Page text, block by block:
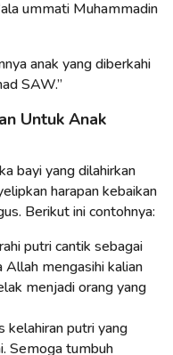
ummati Muhammadin
anak yang diberkahi
SAW.”
Untuk Anak
bayi yang dilahirkan
harapan kebaikan
Berikut ini contohnya:
putri cantik sebagai
mengasihi kalian
menjadi orang yang
kelahiran putri yang
Semoga tumbuh